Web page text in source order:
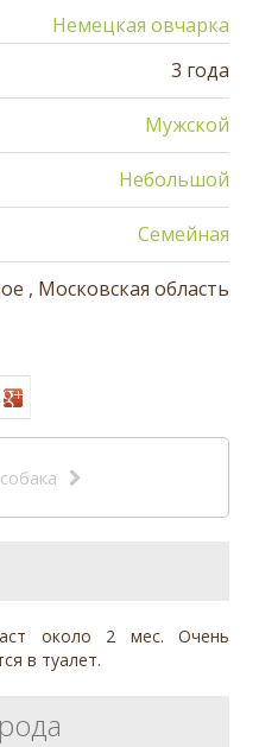
Немецкая овчарка
3 года
Мужской
Небольшой
Семейная
, Московская область
около 2 мес. Очень
в туалет.